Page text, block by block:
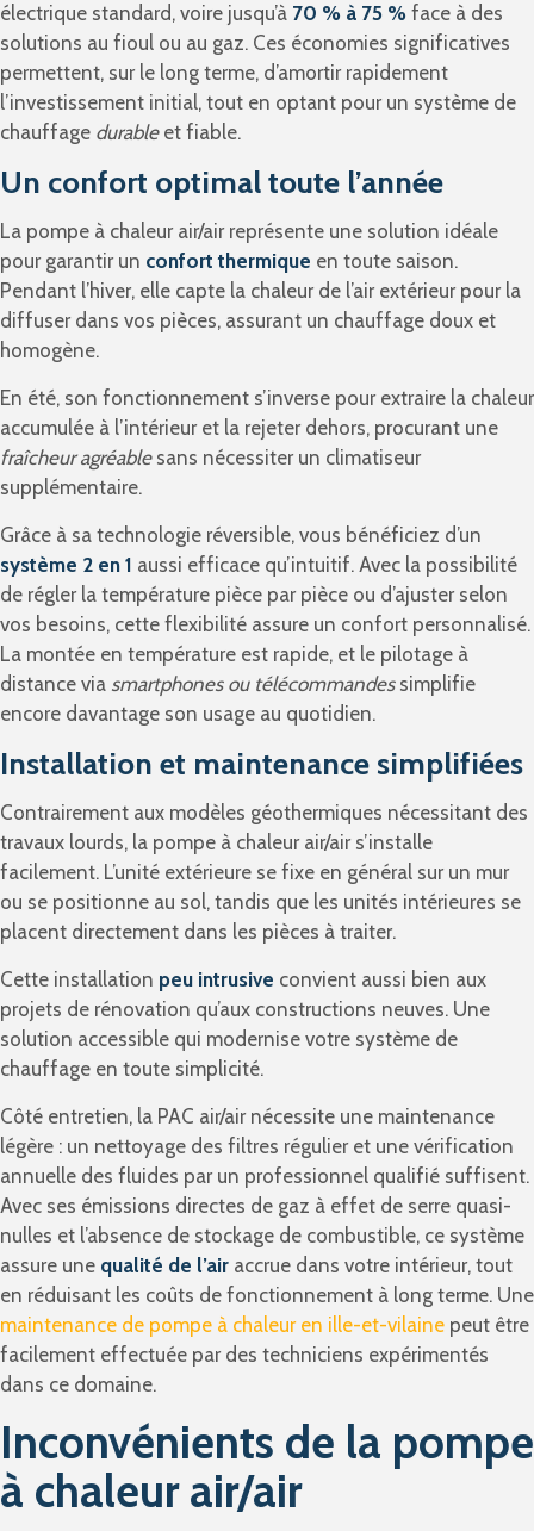
électrique standard, voire jusqu’à 70 % à 75 % face à des
solutions au fioul ou au gaz. Ces économies significatives
permettent, sur le long terme, d’amortir rapidement
l’investissement initial, tout en optant pour un système de
chauffage durableet fiable.
Un confort optimal toute l’année
La pompe à chaleur air/air représente une solution idéale
pour garantir un confort thermique en toute saison.
Pendant l’hiver, elle capte la chaleur de l’air extérieur pour la
diffuser dans vos pièces, assurant un chauffage doux et
homogène.
En été, son fonctionnement s’inverse pour extraire la chaleur
accumulée à l’intérieur et la rejeter dehors, procurant une
fraîcheur agréablesans nécessiter un climatiseur
supplémentaire.
Grâce à sa technologie réversible, vous bénéficiez d’un
système 2 en 1 aussi efficace qu’intuitif. Avec la possibilité
de régler la température pièce par pièce ou d’ajuster selon
vos besoins, cette flexibilité assure un confort personnalisé.
La montée en température est rapide, et le pilotage à
distance via smartphones ou télécommandessimplifie
encore davantage son usage au quotidien.
Installation et maintenance simplifiées
Contrairement aux modèles géothermiques nécessitant des
travaux lourds, la pompe à chaleur air/air s’installe
facilement. L’unité extérieure se fixe en général sur un mur
ou se positionne au sol, tandis que les unités intérieures se
placent directement dans les pièces à traiter.
Cette installation peu intrusive convient aussi bien aux
projets de rénovation qu’aux constructions neuves. Une
solution accessible qui modernise votre système de
chauffage en toute simplicité.
Côté entretien, la PAC air/air nécessite une maintenance
légère : un nettoyage des filtres régulier et une vérification
annuelle des fluides par un professionnel qualifié suffisent.
Avec ses émissions directes de gaz à effet de serre quasi-
nulles et l’absence de stockage de combustible, ce système
assure une qualité de l’air accrue dans votre intérieur, tout
en réduisant les coûts de fonctionnement à long terme. Une
maintenance de pompe à chaleur en ille-et-vilaine peut être
facilement effectuée par des techniciens expérimentés
dans ce domaine.
Inconvénients de la pompe
à chaleur air/air